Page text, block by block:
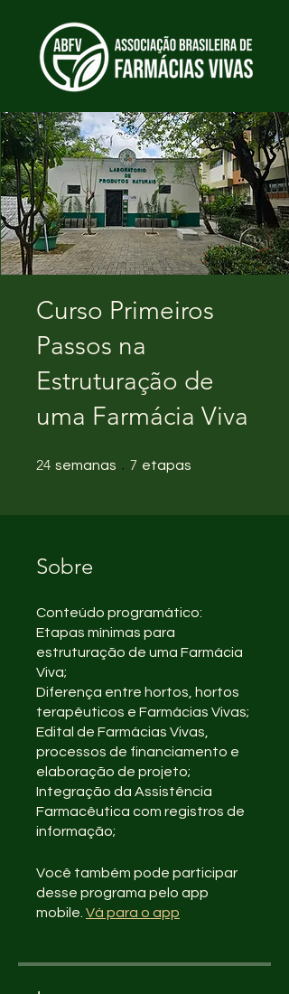
Curso Primeiros
Passos na
Estruturação de
uma Farmácia Viva
24 semanas 24 semanas
7 etapas
Sobre
Conteúdo programático:
Etapas mínimas para
estruturação de uma Farmácia
Viva;
Diferença entre hortos, hortos
terapêuticos e Farmácias Vivas;
Edital de Farmácias Vivas,
processos de financiamento e
elaboração de projeto;
Integração da Assistência
Farmacêutica com registros de
Você também pode participar
desse programa pelo app
mobile. Vá para o app